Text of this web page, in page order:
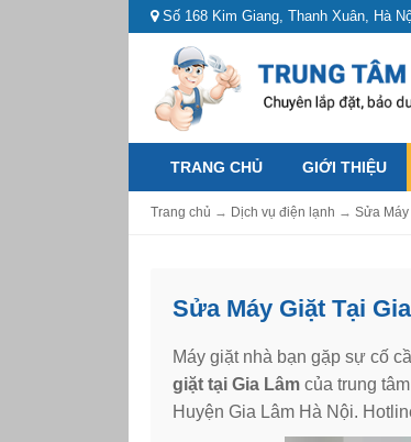
Số 168 Kim Giang, Thanh Xuân, Hà
TRANG CHỦ GIỚI THIỆU
Trang chủ → Dịch vụ điện lạnh → Sửa
Sửa Máy Giặt Tại
Máy giặt nhà bạn gặp sự cố
giặt tại Gia Lâm của trung
Huyện Gia Lâm Hà Nội.